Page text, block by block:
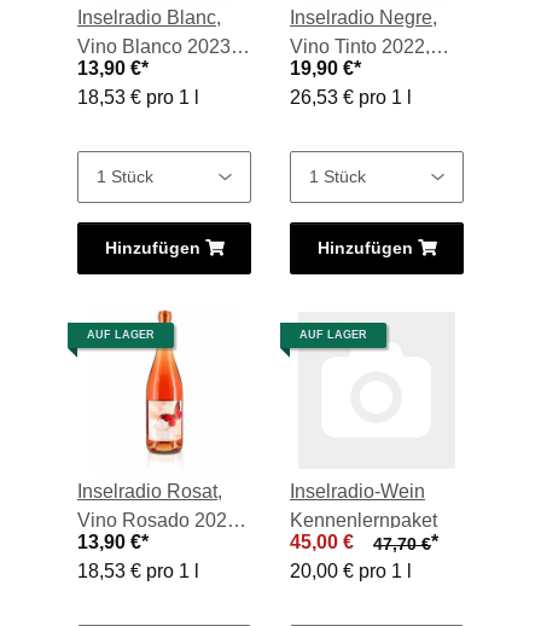
Inselradio Blanc,
Vino Blanco 2023,
0,75-l-Flasche
13,90 €*
18,53 € pro 1 l
Hinzufügen
Inselradio Negre,
Vino Tinto 2022,
0,75-l-Flasche
19,90 €*
26,53 € pro 1 l
Hinzufügen
AUF LAGER
Inselradio Rosat,
Vino Rosado 2023,
0,75-l-Flasche
13,90 €*
18,53 € pro 1 l
AUF LAGER
Inselradio-Wein
Kennenlernpaket
45,00 €
47,70 €*
20,00 € pro 1 l